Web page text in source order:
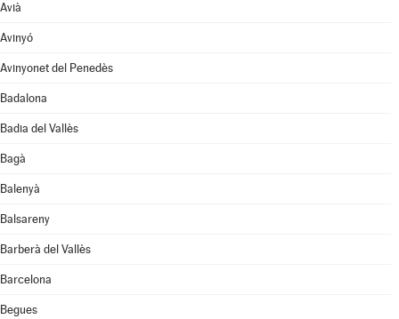
Avià
Avinyó
Avinyonet del Penedès
Badalona
Badia del Vallès
Bagà
Balenyà
Balsareny
Barberà del Vallès
Barcelona
Begues